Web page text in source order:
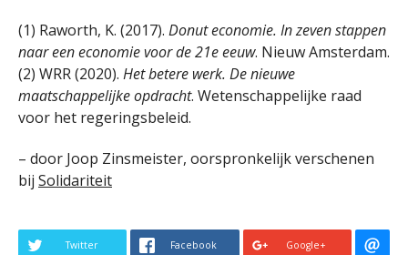
(1) Raworth, K. (2017). Donut economie. In zeven stappen
naar een economie voor de 21e eeuw. Nieuw Amsterdam.
(2) WRR (2020). Het betere werk. De nieuwe
maatschappelijke opdracht. Wetenschappelijke raad
voor het regeringsbeleid.
– door Joop Zinsmeister, oorspronkelijk verschenen
bij Solidariteit
Twitter Facebook Google+